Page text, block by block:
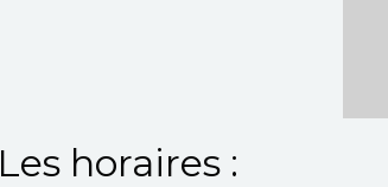
Les horaires :